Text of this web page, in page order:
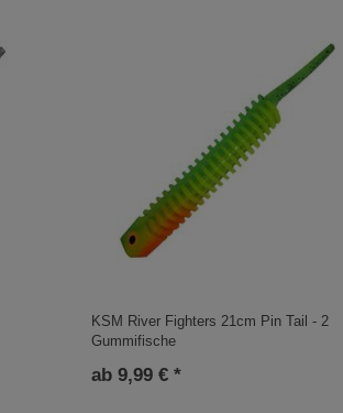
KSM River Fighters 21cm Pin Tail - 2
Gummifische
ab 9,99 € *